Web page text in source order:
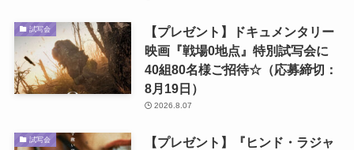
試写会
【プレゼント】ドキュメンタリー
映画『戦場0地点』特別試写会に
40組80名様ご招待☆（応募締切：
8月19日）
2026.8.07
試写会
【プレゼント】『ヒンド・ラジャ